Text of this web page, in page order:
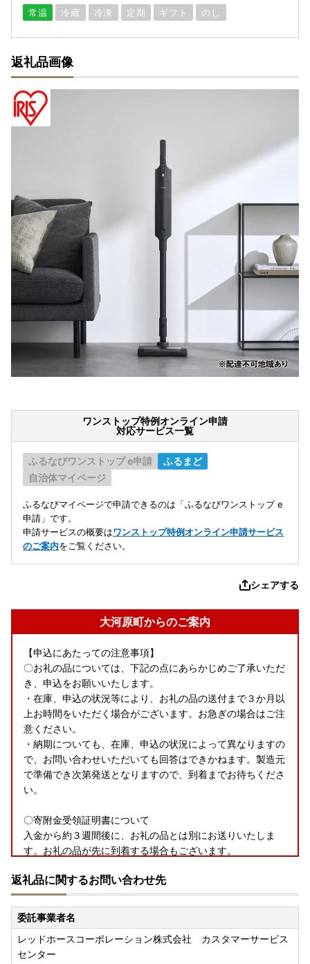
常温 冷蔵 冷凍 定期 ギフト のし
返礼品画像
ワンストップ特例オンライン申請
対応サービス一覧
ふるなびワンストップ e申請
ふるまど
自治体マイページ
ふるなびマイページで申請できるのは「ふるなびワンストップ e
申請」です。
申請サービスの概要はワンストップ特例オンライン申請サービス
のご案内をご覧ください。
シェアする
大河原町からのご案内
【申込にあたっての注意事項】
〇お礼の品については、下記の点にあらかじめご了承いただ
き、申込をお願いいたします。
・在庫、申込の状況等により、お礼の品の送付まで３か月以
上お時間をいただく場合がございます。お急ぎの場合はご注
意ください。
・納期についても、在庫、申込の状況によって異なりますの
で、お問い合わせいただいても回答はできかねます。製造元
で準備でき次第発送となりますので、到着までお待ちくださ
い。
〇寄附金受領証明書について
入金から約３週間後に、お礼の品とは別にお送りいたしま
す。お礼の品が先に到着する場合もございます。
いいたします。
〇ワンストップ特例申請書について
＜＜大河原町はワンストップ特例申請オンラインサービス対
象自治体です＞＞
申請アプリ「IAM（アイアム）」を使用していただくこと
返礼品に関するお問い合わせ先
委託事業者名
レッドホースコーポレーション株式会社 カスタマーサービス
センター